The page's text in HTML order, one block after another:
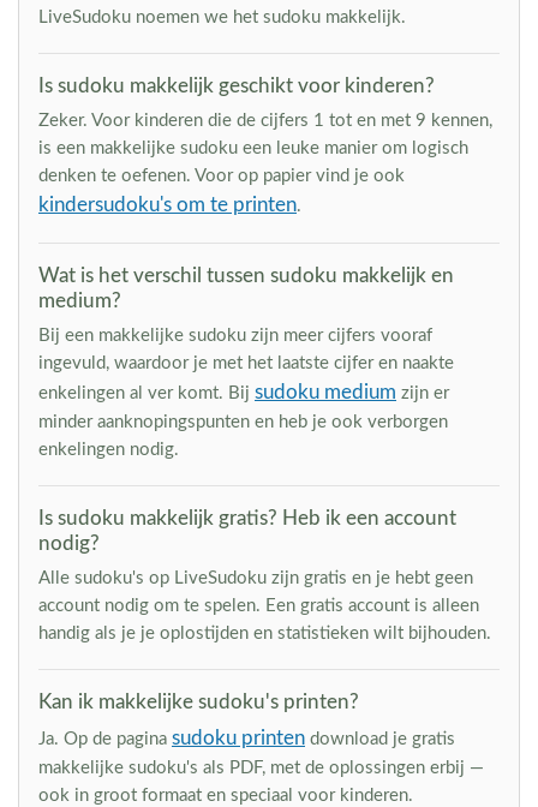
LiveSudoku noemen we het sudoku makkelijk.
Is sudoku makkelijk geschikt voor kinderen?
Zeker. Voor kinderen die de cijfers 1 tot en met 9 kennen,
is een makkelijke sudoku een leuke manier om logisch
denken te oefenen. Voor op papier vind je ook
kindersudoku's om te printen.
Wat is het verschil tussen sudoku makkelijk en
medium?
Bij een makkelijke sudoku zijn meer cijfers vooraf
ingevuld, waardoor je met het laatste cijfer en naakte
enkelingen al ver komt. Bij sudoku medium zijn er
minder aanknopingspunten en heb je ook verborgen
enkelingen nodig.
Is sudoku makkelijk gratis? Heb ik een account
nodig?
Alle sudoku's op LiveSudoku zijn gratis en je hebt geen
account nodig om te spelen. Een gratis account is alleen
handig als je je oplostijden en statistieken wilt bijhouden.
Kan ik makkelijke sudoku's printen?
Ja. Op de pagina sudoku printen download je gratis
makkelijke sudoku's als PDF, met de oplossingen erbij —
ook in groot formaat en speciaal voor kinderen.